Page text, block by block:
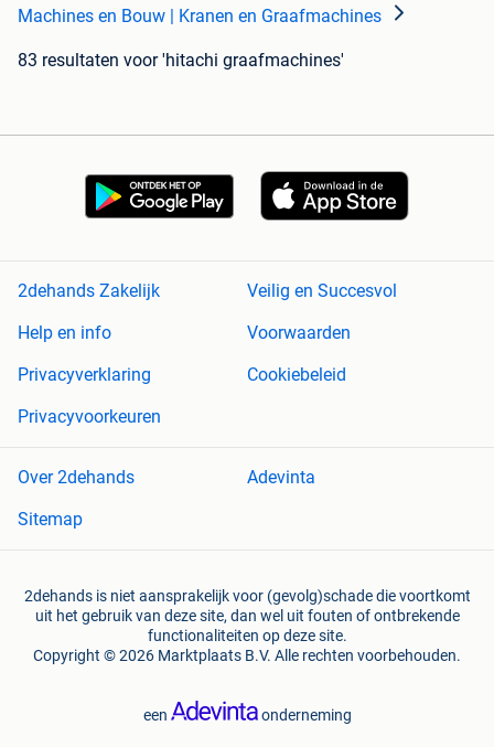
Machines en Bouw | Kranen en Graafmachines
83 resultaten voor 'hitachi graafmachines'
2dehands Zakelijk
Veilig en Succesvol
Help en info
Voorwaarden
Privacyverklaring
Cookiebeleid
Privacyvoorkeuren
Over 2dehands
Adevinta
Sitemap
2dehands is niet aansprakelijk voor (gevolg)schade die voortkomt
uit het gebruik van deze site, dan wel uit fouten of ontbrekende
functionaliteiten op deze site.
Copyright © 2026 Marktplaats B.V. Alle rechten voorbehouden.
een onderneming